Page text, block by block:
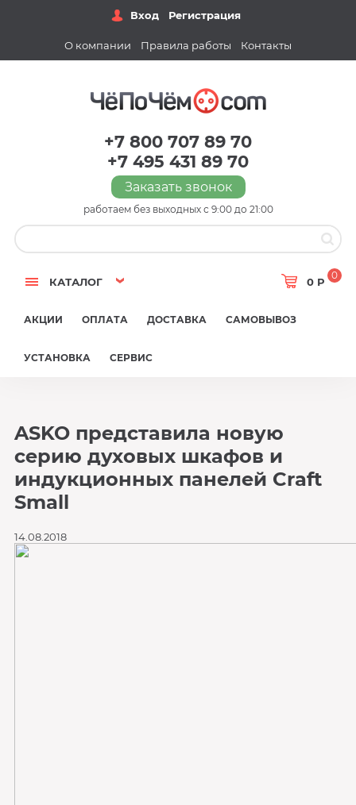
Вход Регистрация
О компании Правила работы Контакты
+7 800 707 89 70
+7 495 431 89 70
Заказать звонок
работаем без выходных с 9:00 до 21:00
КАТАЛОГ 0 Р
0
АКЦИИ ОПЛАТА ДОСТАВКА САМОВЫВОЗ
УСТАНОВКА СЕРВИС
ASKO представила новую
серию духовых шкафов и
индукционных панелей Craft
Small
14.08.2018